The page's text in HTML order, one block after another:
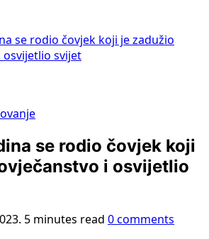
se rodio čovjek koji je zadužio
osvijetlio svijet
se rodio čovjek koji
i osvijetlio
5 minutes read 0 comments